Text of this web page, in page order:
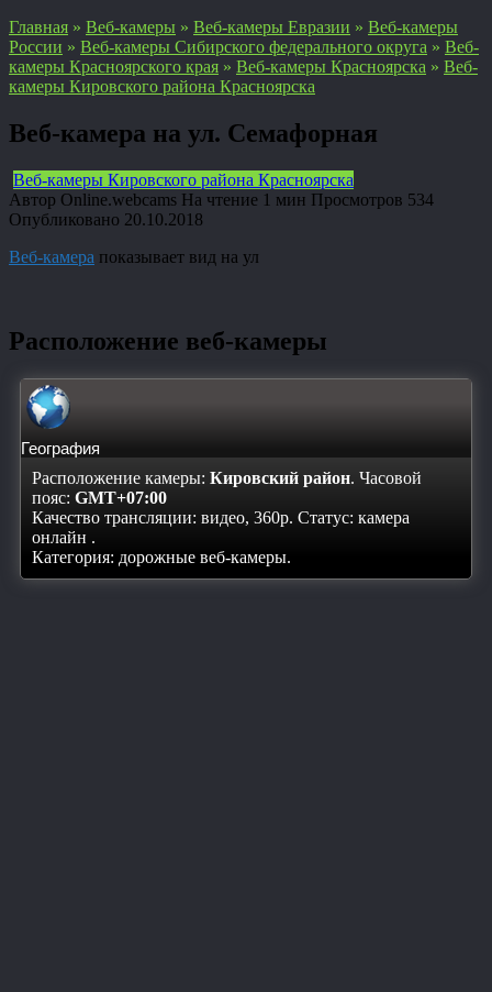
Главная » Веб-камеры » Веб-камеры Евразии » Веб-камеры
России » Веб-камеры Сибирского федерального округа » Веб-
камеры Красноярского края » Веб-камеры Красноярска » Веб-
камеры Кировского района Красноярска
Веб-камера на ул. Семафорная
Веб-камеры Кировского района Красноярска
Автор Online.webcams На чтение 1 мин Просмотров 534
Опубликовано 20.10.2018
Веб-камера показывает вид на ул
Расположение веб-камеры
География
Расположение камеры: Кировский район. Часовой
пояс: GMT+07:00
Качество трансляции: видео, 360p. Статус: камера
онлайн .
Категория: дорожные веб-камеры.